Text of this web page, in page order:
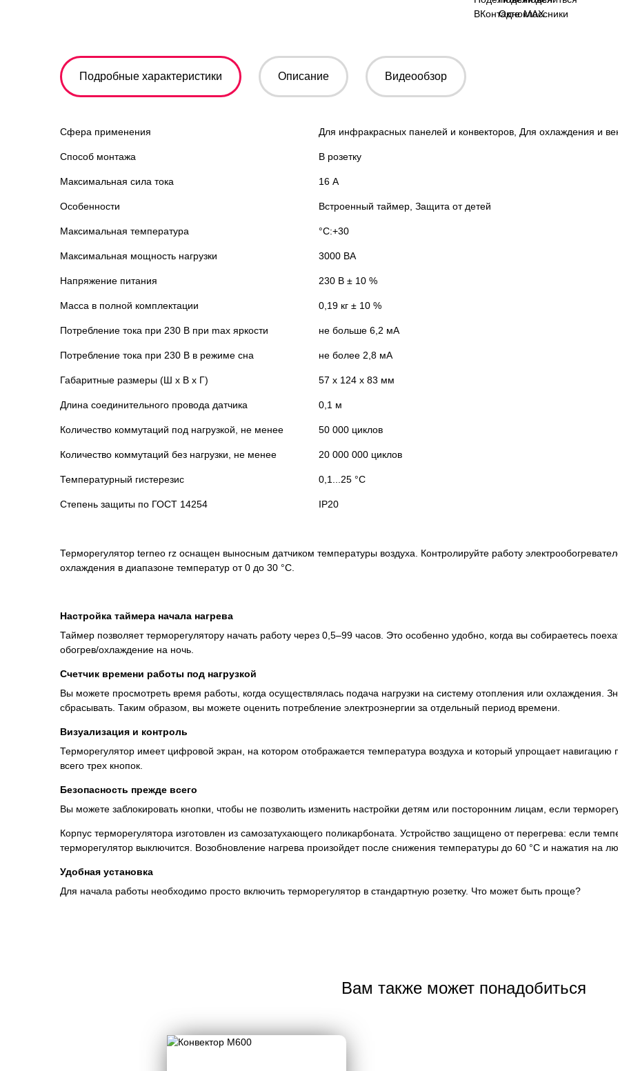
Подробные характеристики Описание Видеообзор
Сфера применения Для инфракрасных панелей и конвекторов, Для охлаждения и
Способ монтажа В розетку
Максимальная сила тока 16 А
Особенности Встроенный таймер, Защита от детей
Максимальная температура °C:+30
Максимальная мощность нагрузки 3000 ВА
Напряжение питания 230 В ± 10 %
Масса в полной комплектации 0,19 кг ± 10 %
Потребление тока при 230 В при max яркости не больше 6,2 мА
Потребление тока при 230 В в режиме сна не более 2,8 мА
Габаритные размеры (Ш х В х Г) 57 х 124 х 83 мм
Длина соединительного провода датчика 0,1 м
Количество коммутаций под нагрузкой, не менее 50 000 циклов
Количество коммутаций без нагрузки, не менее 20 000 000 циклов
Температурный гистерезис 0,1...25 °С
Степень защиты по ГОСТ 14254 ІР20
Терморегулятор terneo rz оснащен выносным датчиком температуры воздуха. Контролируйте работу
охлаждения в диапазоне температур от 0 до 30 °С.
Настройка таймера начала нагрева
Таймер позволяет терморегулятору начать работу через 0,5–99 часов. Это особенно удобно, когда вы собираетесь
обогрев/охлаждение на ночь.
Счетчик времени работы под нагрузкой
Вы можете просмотреть время работы, когда осуществлялась подача нагрузки на систему отопления или охлаждения.
сбрасывать. Таким образом, вы можете оценить потребление электроэнергии за отдельный период времени.
Визуализация и контроль
Терморегулятор имеет цифровой экран, на котором отображается температура воздуха и который упрощает
всего трех кнопок.
Безопасность прежде всего
Вы можете заблокировать кнопки, чтобы не позволить изменить настройки детям или посторонним лицам, если
Корпус терморегулятора изготовлен из самозатухающего поликарбоната. Устройство защищено от перегрева: если
терморегулятор выключится. Возобновление нагрева произойдет после снижения температуры до 60 °С и нажатия на
Удобная установка
Для начала работы необходимо просто включить терморегулятор в стандартную розетку. Что может быть проще?
Вам также может понадобиться